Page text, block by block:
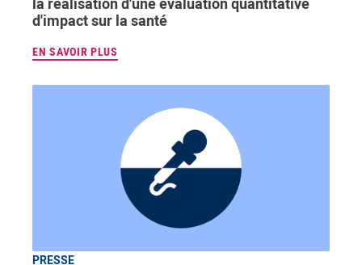
d'impact sur la santé
EN SAVOIR PLUS
PRESSE